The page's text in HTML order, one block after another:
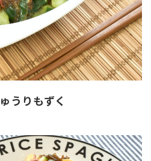
うりもずく